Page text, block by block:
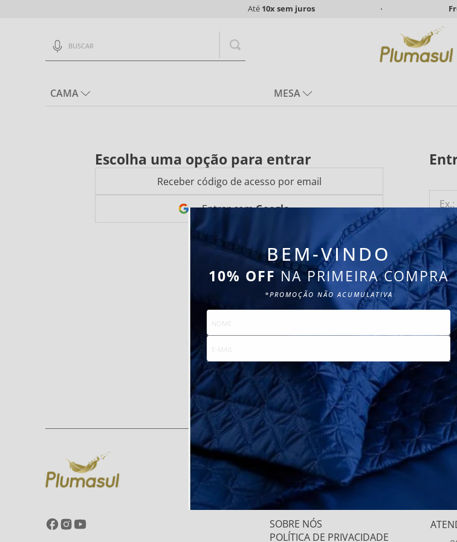
Até 10xsem juros
CAMA MESA
BEM-VINDO
10% OFF NA PRIMEIRA COMPRA
*PROMOÇÃO NÃO ACUMULATIVA
Escolha uma opção para entrar
Receber código de acesso por email
Entrar comGoogle
SOBRE NÓS
POLÍTICA DE PRIVACIDADE